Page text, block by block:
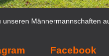
unseren Männermannschaften
Facebook